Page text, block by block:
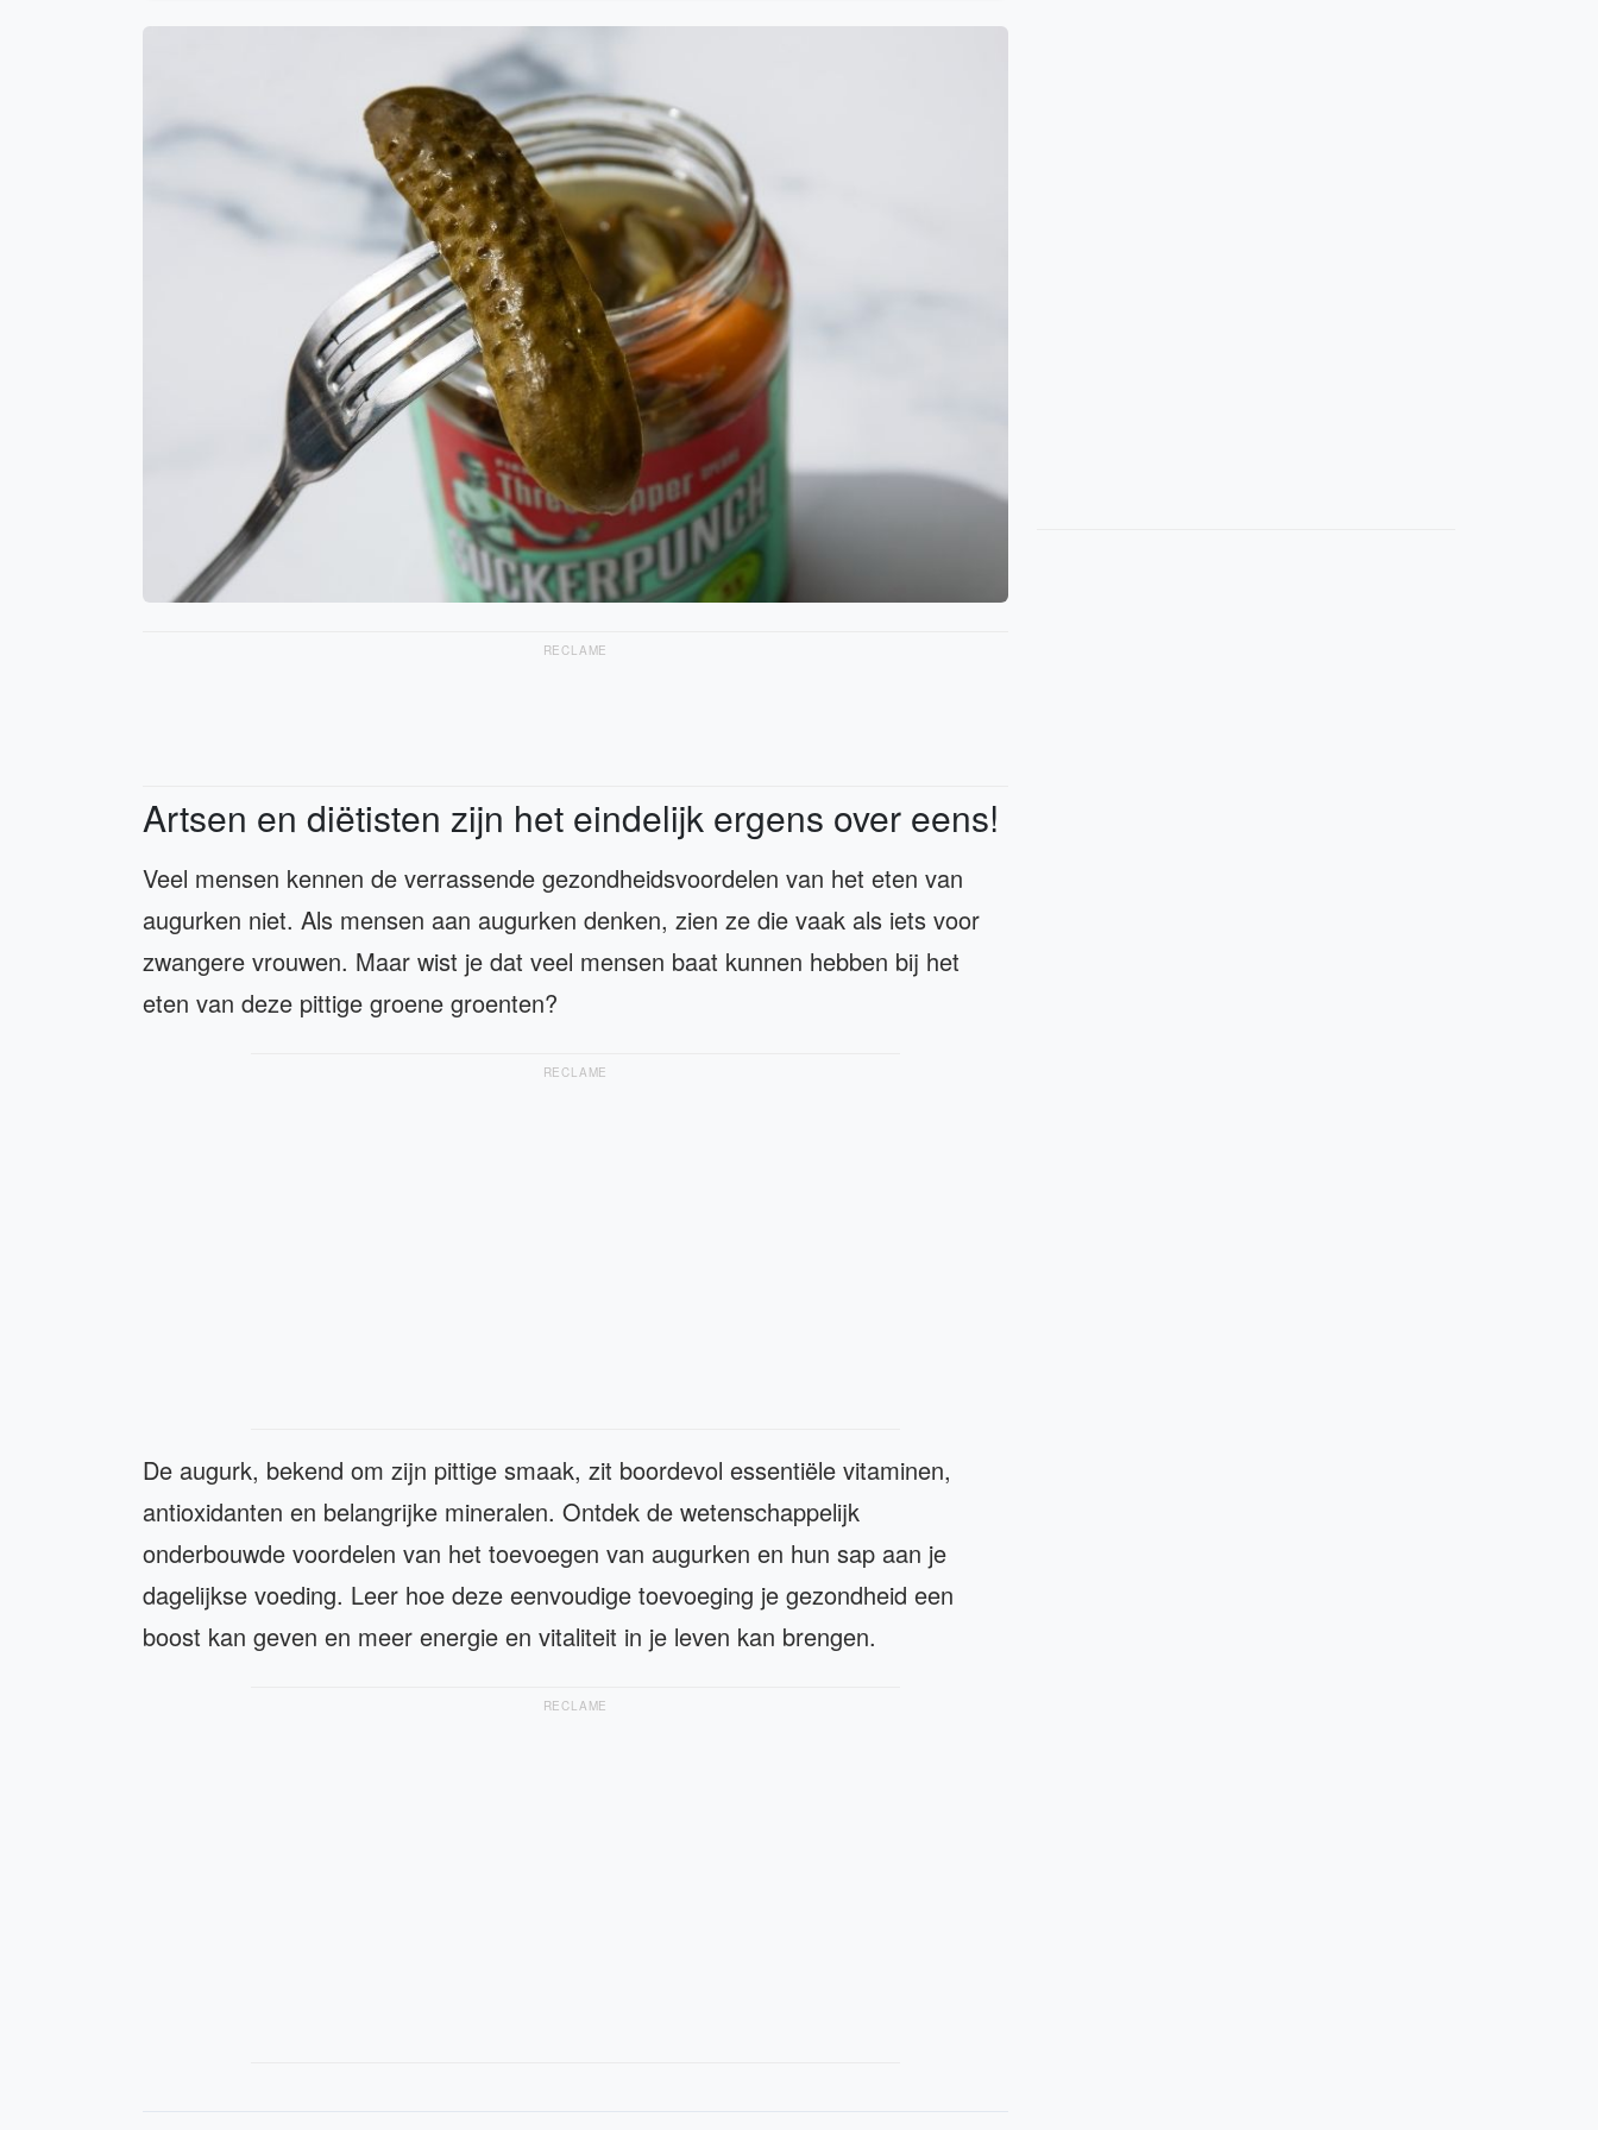
RECLAME
Artsen en diëtisten zijn het eindelijk ergens over eens!
Veel mensen kennen de verrassende gezondheidsvoordelen van het eten van
augurken niet. Als mensen aan augurken denken, zien ze die vaak als iets voor
zwangere vrouwen. Maar wist je dat veel mensen baat kunnen hebben bij het
eten van deze pittige groene groenten?
RECLAME
De augurk, bekend om zijn pittige smaak, zit boordevol essentiële vitaminen,
antioxidanten en belangrijke mineralen. Ontdek de wetenschappelijk
onderbouwde voordelen van het toevoegen van augurken en hun sap aan je
dagelijkse voeding. Leer hoe deze eenvoudige toevoeging je gezondheid een
boost kan geven en meer energie en vitaliteit in je leven kan brengen.
RECLAME